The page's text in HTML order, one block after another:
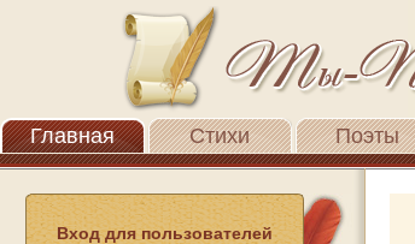
Главная Стихи Поэты
Вход для пользователей